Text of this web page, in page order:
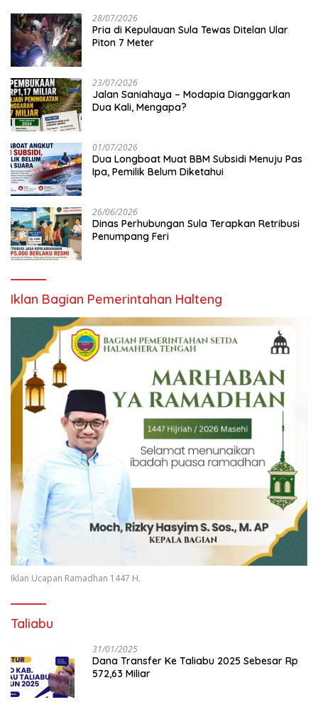
28/07/2026
Pria di Kepulauan Sula Tewas Ditelan Ular
Piton 7 Meter
23/07/2026
Jalan Saniahaya – Modapia Dianggarkan
Dua Kali, Mengapa?
01/07/2026
Dua Longboat Muat BBM Subsidi Menuju Pas
Ipa, Pemilik Belum Diketahui
26/06/2026
Dinas Perhubungan Sula Terapkan Retribusi
Penumpang Feri
Iklan Bagian Pemerintahan Halteng
Iklan Ucapan Ramadhan 1447 H.
Taliabu
31/01/2025
Dana Transfer Ke Taliabu 2025 Sebesar Rp
572,63 Miliar